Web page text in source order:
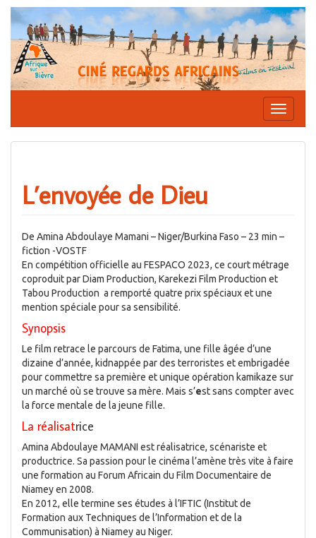
Aller
contenu
la
L’envoyée de Dieu
De Amina Abdoulaye Mamani – Niger/Burkina Faso – 23 min –
fiction -VOSTF
En compétition officielle au FESPACO 2023, ce court métrage
coproduit par Diam Production, Karekezi Film Production et
Tabou Production a remporté quatre prix spéciaux et une
mention spéciale pour sa sensibilité.
Synopsis
Le film retrace le parcours de Fatima, une fille âgée d’une
dizaine d’année, kidnappée par des terroristes et embrigadée
pour commettre sa première et unique opération kamikaze sur
un marché où se trouve sa mère. Mais s’est sans compter avec
la force mentale de la jeune fille.
La réalisatrice
Amina Abdoulaye MAMANI est réalisatrice, scénariste et
productrice. Sa passion pour le cinéma l’amène très vite à faire
une formation au Forum Africain du Film Documentaire de
Niamey en 2008.
En 2012, elle termine ses études à l’IFTIC (Institut de
Formation aux Techniques de l’Information et de la
Communisation) à Niamey au Niger.